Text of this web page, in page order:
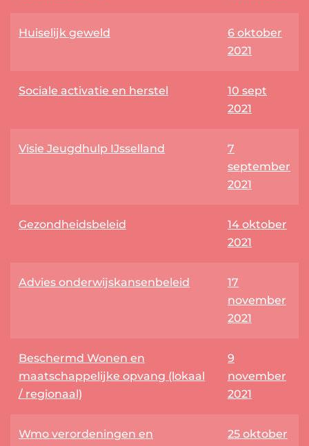
Huiselijk geweld
6 oktober
2021
Sociale activatie en herstel
10 sept
2021
Visie Jeugdhulp IJsselland
7
september
2021
Gezondheidsbeleid
14 oktober
2021
Advies onderwijskansenbeleid
17
november
2021
Beschermd Wonen en
maatschappelijke opvang (lokaal
/ regionaal)
9
november
2021
Wmo verordeningen en
25 oktober